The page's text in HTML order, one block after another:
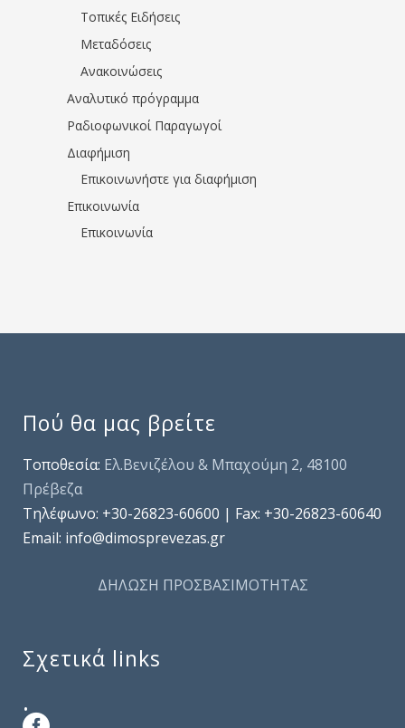
Τοπικές Ειδήσεις
Μεταδόσεις
Ανακοινώσεις
Αναλυτικό πρόγραμμα
Ραδιοφωνικοί Παραγωγοί
Διαφήμιση
Επικοινωνήστε για διαφήμιση
Επικοινωνία
Επικοινωνία
Πού θα μας βρείτε
Τοποθεσία: Ελ.Βενιζέλου & Μπαχούμη 2, 48100
Πρέβεζα
Τηλέφωνo: +30-26823-60600 | Fax: +30-26823-60640
Email: info@dimosprevezas.gr
ΔΗΛΩΣΗ ΠΡΟΣΒΑΣΙΜΟΤΗΤΑΣ
Σχετικά links
.